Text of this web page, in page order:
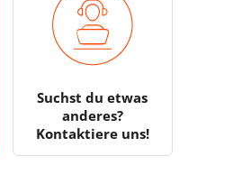
Suchst du etwas
anderes?
Kontaktiere uns!